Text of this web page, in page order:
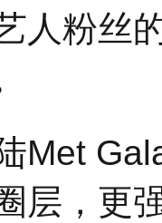
人粉丝
Met
层，更